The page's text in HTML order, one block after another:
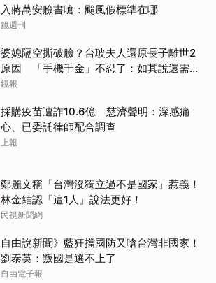
入蔣萬安臉書嗆：颱風假標準在哪
鏡週刊
婆媳隔空撕破臉？台玻夫人還原長子離世2
原因 「手機千金」不忍了：如其說還需要
離開嗎？
鏡報
採購疫苗遭詐10.6億 慈濟聲明：深感痛
心、已委託律師配合調查
上報
鄭麗文稱「台灣沒獨立過不是國家」惹義！
林金結認「這1人」說法更好！
民視新聞網
自由說新聞》藍狂擋國防又嗆台灣非國家！
劉泰英：叛國是選不上了
自由電子報